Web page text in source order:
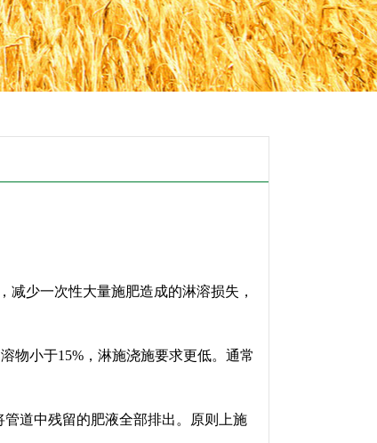
少一次性大量施肥造成的淋溶损失，
物小于15%，淋施浇施要求更低。通常
道中残留的肥液全部排出。原则上施